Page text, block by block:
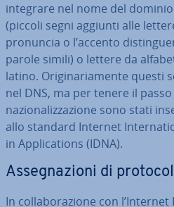
integrare nel nome del
(piccoli segni aggiunti alle
pronuncia o l’accento
parole simili) o lettere da
latino. Ori­gi­na­ria­men­te questi
nel DNS, ma per tenere il
na­zio­na­liz­za­zio­ne sono stati
allo standard Internet
in Ap­pli­ca­tions (IDNA).
As­se­gna­zio­ni di
In col­la­bo­ra­zio­ne con l’Internet